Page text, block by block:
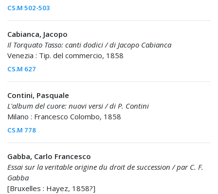
CS.M 502-503
Cabianca, Jacopo
Il Torquato Tasso: canti dodici / di Jacopo Cabianca
Venezia : Tip. del commercio, 1858
CS.M 627
Contini, Pasquale
L'album del cuore: nuovi versi / di P. Contini
Milano : Francesco Colombo, 1858
CS.M 778
Gabba, Carlo Francesco
Essai sur la veritable origine du droit de succession / par C. F.
Gabba
[Bruxelles : Hayez, 1858?]